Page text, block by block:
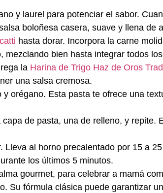
y laurel para potenciar el sabor.
boloñesa casera, suave y llena de
hasta dorar. Incorpora la carne
bien hasta integrar todos
la Harina de Trigo Haz de Oros
una salsa cremosa.
y orégano. Esta pasta te ofrece una
de pasta, una de relleno, y repite.
Lleva al horno precalentado por 15 a
los últimos 5 minutos.
gourmet, para celebrar a mamá
Su fórmula clásica puede garantizar